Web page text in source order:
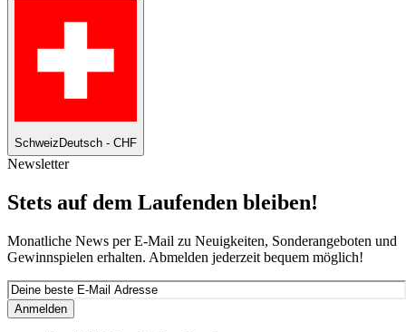
Schweiz Deutsch - CHF
Newsletter
Stets auf dem Laufenden bleiben!
Monatliche News per E-Mail zu Neuigkeiten, Sonderangeboten und
Gewinnspielen erhalten. Abmelden jederzeit bequem möglich!
Anmelden